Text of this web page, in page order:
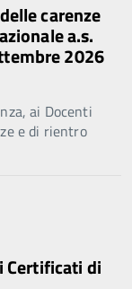
carenze
a.s.
2026
ai Docenti
e di rientro
Certificati di